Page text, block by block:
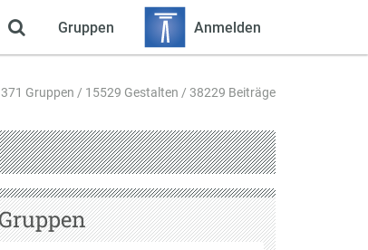
Gruppen Anmelden
371 Gruppen / 15529 Gestalten / 38229 Beiträge